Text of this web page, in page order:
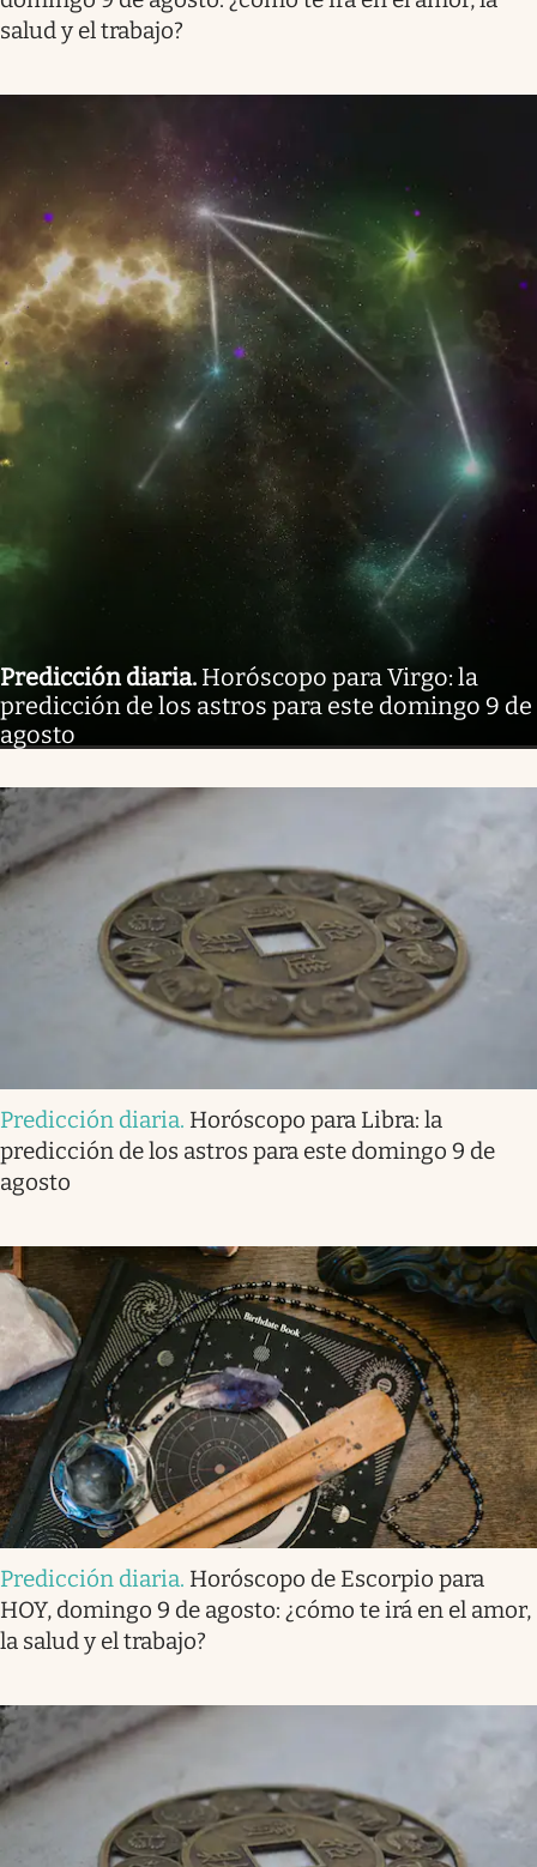
salud y el trabajo?
Predicción diaria. Horóscopo para Virgo: la
predicción de los astros para este domingo 9 de
agosto
Predicción diaria. Horóscopo para Libra: la
predicción de los astros para este domingo 9 de
agosto
Predicción diaria. Horóscopo de Escorpio para
HOY, domingo 9 de agosto: ¿cómo te irá en el amor,
la salud y el trabajo?